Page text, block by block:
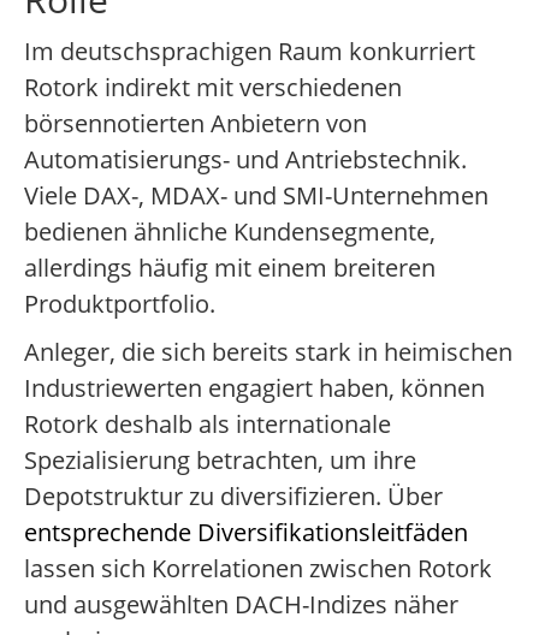
Im deutschsprachigen Raum konkurriert
Rotork indirekt mit verschiedenen
börsennotierten Anbietern von
Automatisierungs- und Antriebstechnik.
Viele DAX-, MDAX- und SMI-Unternehmen
bedienen ähnliche Kundensegmente,
allerdings häufig mit einem breiteren
Produktportfolio.
Anleger, die sich bereits stark in heimischen
Industriewerten engagiert haben, können
Rotork deshalb als internationale
Spezialisierung betrachten, um ihre
Depotstruktur zu diversifizieren. Über
entsprechende Diversifikationsleitfäden
lassen sich Korrelationen zwischen Rotork
und ausgewählten DACH-Indizes näher